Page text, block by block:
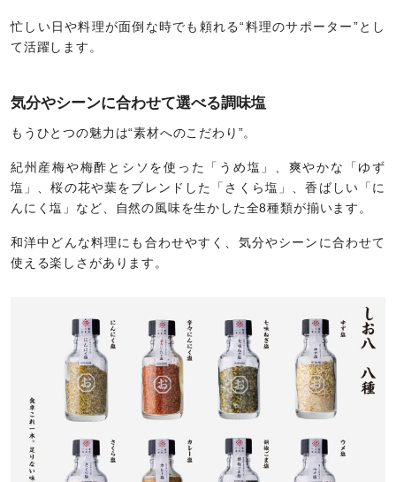
忙しい日や料理が面倒な時でも頼れる“料理のサポーター”とし
て活躍します。
気分やシーンに合わせて選べる調味塩
もうひとつの魅力は“素材へのこだわり”。
紀州産梅や梅酢とシソを使った「うめ塩」、爽やかな「ゆず
塩」、桜の花や葉をブレンドした「さくら塩」、香ばしい「に
んにく塩」など、自然の風味を生かした全8種類が揃います。
和洋中どんな料理にも合わせやすく、気分やシーンに合わせて
使える楽しさがあります。